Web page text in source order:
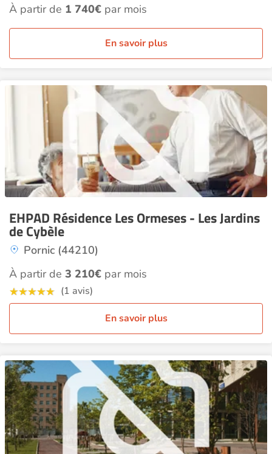
À partir de 1 740€ par mois
En savoir plus
EHPAD Résidence Les Ormeses - Les Jardins
de Cybèle
Pornic (44210)
À partir de 3 210€ par mois
(1 avis)
En savoir plus